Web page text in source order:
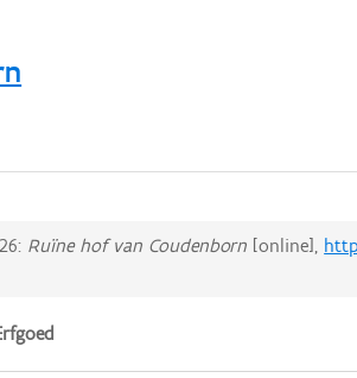
Ruïne hof van Coudenborn [online],